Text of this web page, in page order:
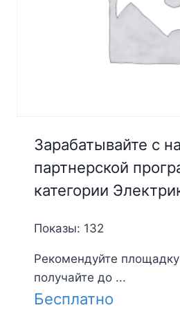
Зарабатывайте с
партнерской
категории
Показы: 132
Рекомендуйте
получайте до ...
Бесплатно